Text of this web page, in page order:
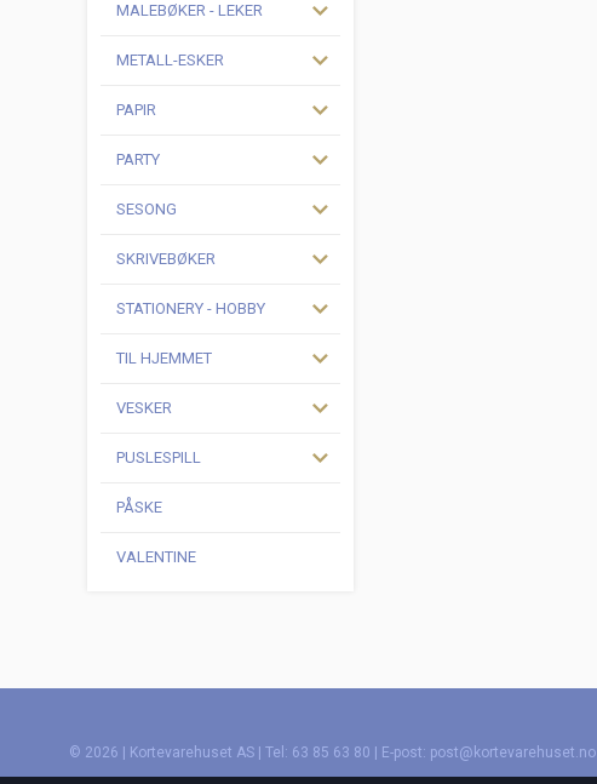
MALEBØKER - LEKER
METALL-ESKER
PAPIR
PARTY
SESONG
SKRIVEBØKER
STATIONERY - HOBBY
TIL HJEMMET
VESKER
PUSLESPILL
PÅSKE
VALENTINE
© 2026 | Kortevarehuset AS | Tel: 63 85 63 80 | E-post: post@kortevarehuset.no